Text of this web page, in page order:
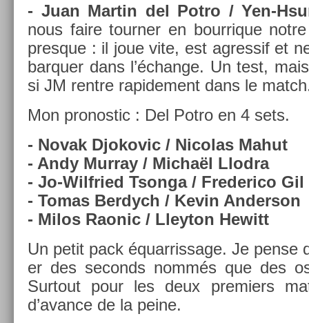
- Juan Mar­tin del Potro / Yen-
nous faire tourn­er en bour­rique
pre­sque : il joue vite, est ag­ressif et
bar­qu­er dans l’échan­ge. Un test,
si JM re­ntre rapide­ment dans le
Mon pro­nos­tic : Del Potro en 4 sets.
- Novak Djokovic / Nicolas Mahut
- Andy Mur­ray / Michaël Llod­ra
- Jo-Wilfried Tson­ga / Frederico Gil
- Tomas Be­rdych / Kevin An­der­son
- Milos Raonic / Lleyton Hewitt
Un petit pack équar­rissage. Je pense
er des seconds nommés que des
Sur­tout pour les deux pre­mi­ers
d’avan­ce de la peine.